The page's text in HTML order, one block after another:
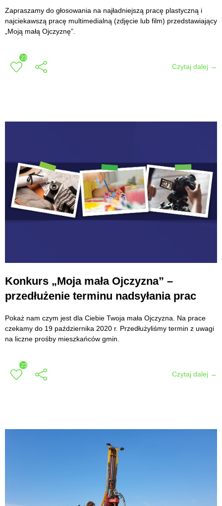
Zapraszamy do głosowania na najładniejszą pracę plastyczną i
najciekawszą pracę multimedialną (zdjęcie lub film) przedstawiający
„Moją małą Ojczyznę”.
23
Czytaj dalej →
Konkurs „Moja mała Ojczyzna” –
przedłużenie terminu nadsyłania prac
Pokaż nam czym jest dla Ciebie Twoja mała Ojczyzna. Na prace
czekamy do 19 października 2020 r. Przedłużyliśmy termin z uwagi
na liczne prośby mieszkańców gmin.
23
Czytaj dalej →